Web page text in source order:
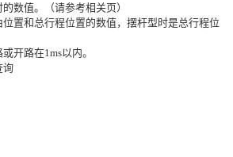
数值。（请参考相关页）
置和总行程位置的数值，摆杆型时是总行程位
开路在1ms以内。
询